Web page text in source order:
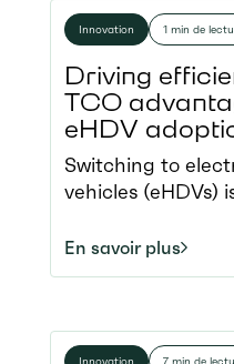
Innovation 1 min de
Driving
TCO
eHDV
Switching to
vehicles (eHDVs)
role, and a
every fleet
new lifecycle
(TCO) analysis
En savoir plus